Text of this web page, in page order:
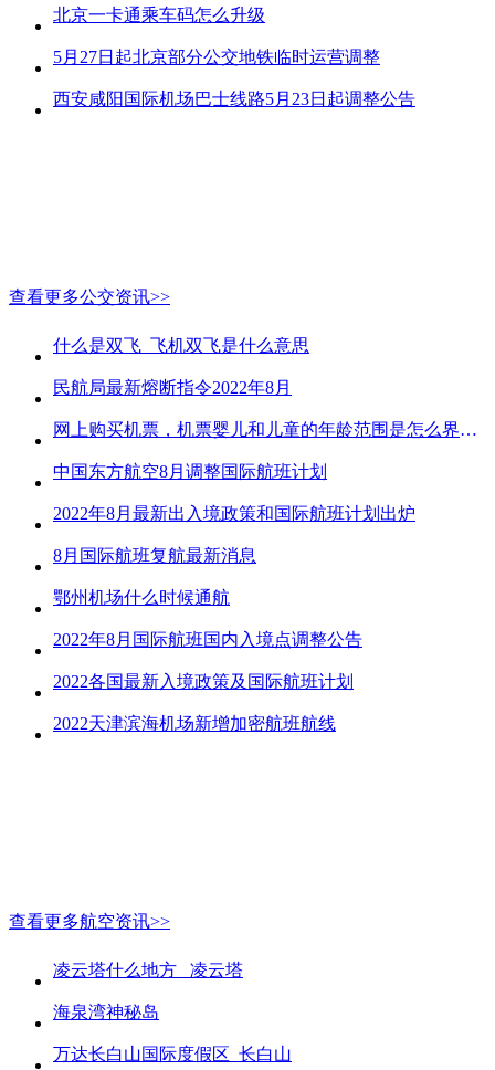
北京一卡通乘车码怎么升级
5月27日起北京部分公交地铁临时运营调整
西安咸阳国际机场巴士线路5月23日起调整公告
查看更多公交资讯>>
什么是双飞_飞机双飞是什么意思
民航局最新熔断指令2022年8月
网上购买机票，机票婴儿和儿童的年龄范围是怎么界定的？
中国东方航空8月调整国际航班计划
2022年8月最新出入境政策和国际航班计划出炉
8月国际航班复航最新消息
鄂州机场什么时候通航
2022年8月国际航班国内入境点调整公告
2022各国最新入境政策及国际航班计划
2022天津滨海机场新增加密航班航线
查看更多航空资讯>>
凌云塔什么地方_ 凌云塔
海泉湾神秘岛
万达长白山国际度假区_长白山